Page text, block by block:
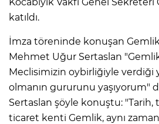
katıldı.
İmza töreninde konuşan
Mehmet Uğur Sertaslan
Meclisimizin oybirliğiyle verdiği
olmanın gururunu yaşıyorum"
Sertaslan şöyle konuştu: "Tarih,
ticaret kenti Gemlik, aynı